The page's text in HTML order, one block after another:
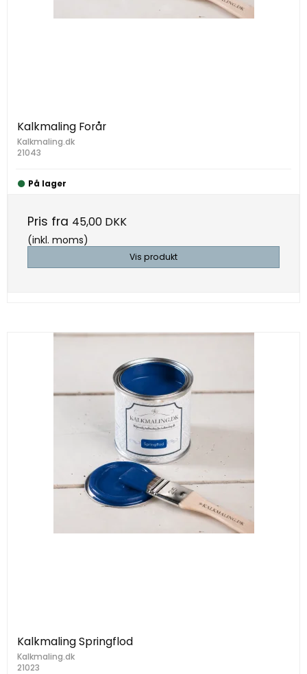
Kalkmaling Forår
Kalkmaling.dk
21043
På lager
Pris fra 45,00 DKK
(inkl. moms)
Vis produkt
Kalkmaling Springflod
Kalkmaling.dk
21023